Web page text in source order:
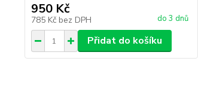
950 Kč
785 Kč bez DPH do 3 dnů
Přidat do košíku